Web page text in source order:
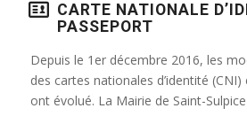
CARTE NATIONALE
PASSEPORT
Depuis le 1er décembre 2016, les
des cartes nationales d’identité
ont évolué. La Mairie de Saint-